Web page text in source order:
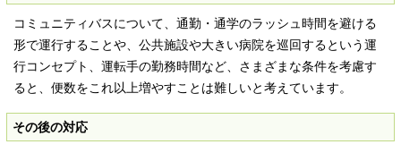
コミュニティバスについて、通勤・通学のラッシュ時間を避ける
形で運行することや、公共施設や大きい病院を巡回するという運
行コンセプト、運転手の勤務時間など、さまざまな条件を考慮す
ると、便数をこれ以上増やすことは難しいと考えています。
その後の対応